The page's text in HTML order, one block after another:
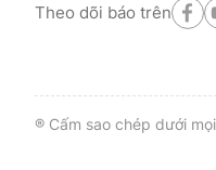
Theo dõi báo trên
® Cấm sao chép dưới